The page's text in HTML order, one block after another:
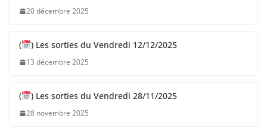
20 décembre 2025
( ) Les sorties du Vendredi 12/12/2025
13 décembre 2025
( ) Les sorties du Vendredi 28/11/2025
28 novembre 2025